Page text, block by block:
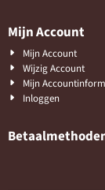
Mijn Account
Mijn Account
Wijzig Account
Mijn
Inloggen